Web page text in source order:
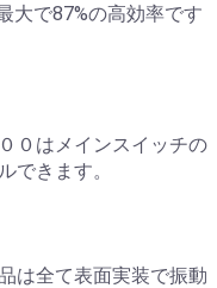
大で87%の高効率です
０はメインスイッチの
できます。
は全て表面実装で振動